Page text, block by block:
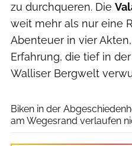
zu durchqueren. Die
weit mehr als nur eine
Abenteuer in vier
Erfahrung, die tief in
Walliser Bergwelt
Biken in der
am Wegesrand verlaufen